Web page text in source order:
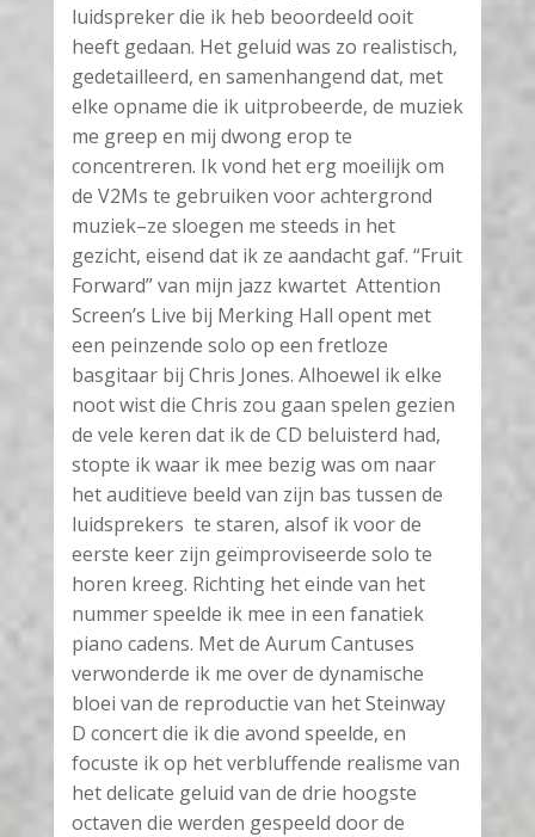
luidspreker die ik heb beoordeeld ooit
heeft gedaan. Het geluid was zo realistisch,
gedetailleerd, en samenhangend dat, met
elke opname die ik uitprobeerde, de muziek
me greep en mij dwong erop te
concentreren. Ik vond het erg moeilijk om
de V2Ms te gebruiken voor achtergrond
muziek–ze sloegen me steeds in het
gezicht, eisend dat ik ze aandacht gaf. “Fruit
Forward” van mijn jazz kwartet Attention
Screen’s Live bij Merking Hall opent met
een peinzende solo op een fretloze
basgitaar bij Chris Jones. Alhoewel ik elke
noot wist die Chris zou gaan spelen gezien
de vele keren dat ik de CD beluisterd had,
stopte ik waar ik mee bezig was om naar
het auditieve beeld van zijn bas tussen de
luidsprekers te staren, alsof ik voor de
eerste keer zijn geïmproviseerde solo te
horen kreeg. Richting het einde van het
nummer speelde ik mee in een fanatiek
piano cadens. Met de Aurum Cantuses
verwonderde ik me over de dynamische
bloei van de reproductie van het Steinway
D concert die ik die avond speelde, en
focuste ik op het verbluffende realisme van
het delicate geluid van de drie hoogste
octaven die werden gespeeld door de